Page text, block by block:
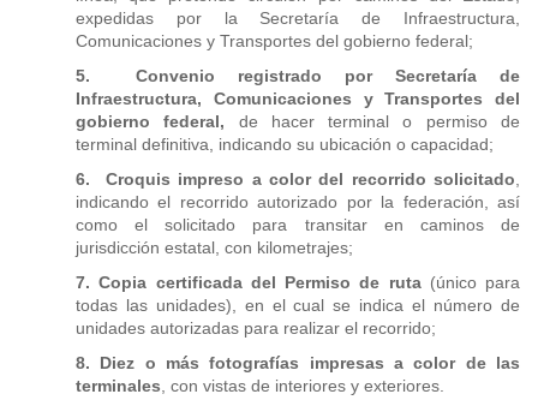
expedidas por la Secretaría de Infraestructura,
Comunicaciones y Transportes del gobierno federal;
5. Convenio registrado por Secretaría de
Infraestructura, Comunicaciones y Transportes del
gobierno federal, de hacer terminal o permiso de
terminal definitiva, indicando su ubicación o capacidad;
6. Croquis impreso a color del recorrido solicitado
indicando el recorrido autorizado por la federación, así
como el solicitado para transitar en caminos de
jurisdicción estatal, con kilometrajes;
7. Copia certificada del Permiso de ruta(único para
todas las unidades), en el cual se indica el número de
unidades autorizadas para realizar el recorrido;
8. Diez o más fotografías impresas a color de las
terminales , con vistas de interiores y exteriores.